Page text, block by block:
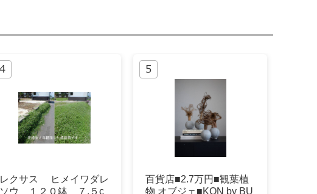
レクサス ヒメイワダレ
ソウ １２０鉢 ７.５c
百貨店■2.7万円■観葉植
物 オブジェ■KON by BU